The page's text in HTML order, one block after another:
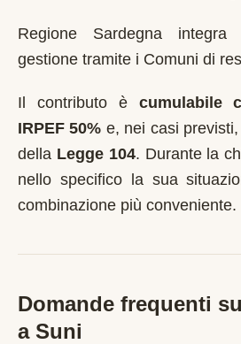
Regione Sardegna
gestione tramite i Comuni di
Il contributo è cumulabile
IRPEF 50% e, nei casi
della Legge 104. Durante la
nello specifico la sua
combinazione più conveniente.
Domande frequenti
a Suni